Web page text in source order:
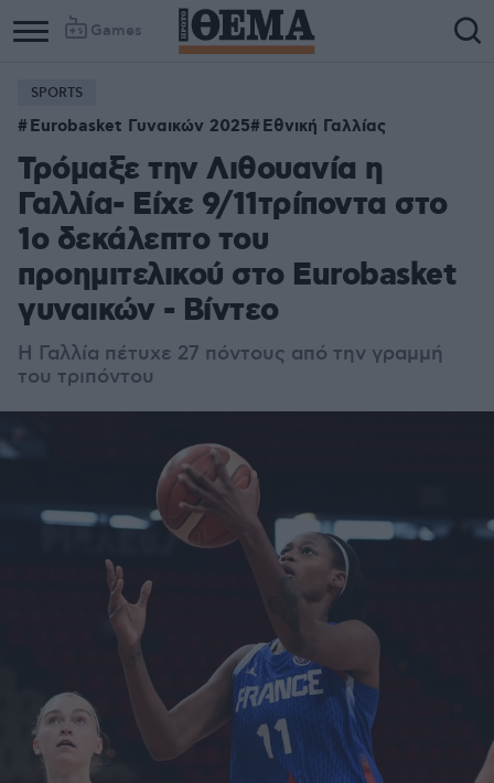
Games
SPORTS
Eurobasket Γυναικών 2025 Εθνική Γαλλίας
Τρόμαξε την Λιθουανία η
Γαλλία- Είχε 9/11τρίποντα στο
1ο δεκάλεπτο του
προημιτελικού στο Eurobasket
γυναικών - Βίντεο
Η Γαλλία πέτυχε 27 πόντους από την γραμμή
του τριπόντου